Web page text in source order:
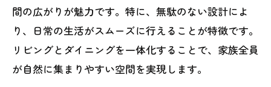
間の広がりが魅力です。特に、無駄のない設計によ
り、日常の生活がスムーズに行えることが特徴です。
リビングとダイニングを一体化することで、家族全員
が自然に集まりやすい空間を実現します。